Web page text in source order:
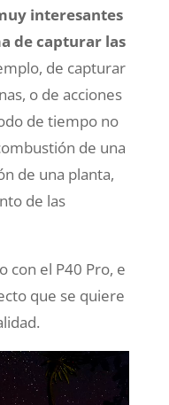
interesantes
de capturar las
de capturar
o de acciones
de tiempo no
de una
de una planta,
de las
con el P40 Pro, e
que se quiere